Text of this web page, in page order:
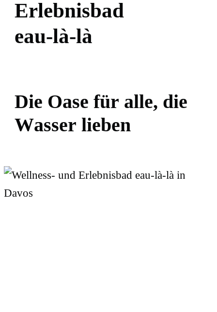
Erlebnisbad
eau-là-là
Die Oase für alle, die
Wasser lieben